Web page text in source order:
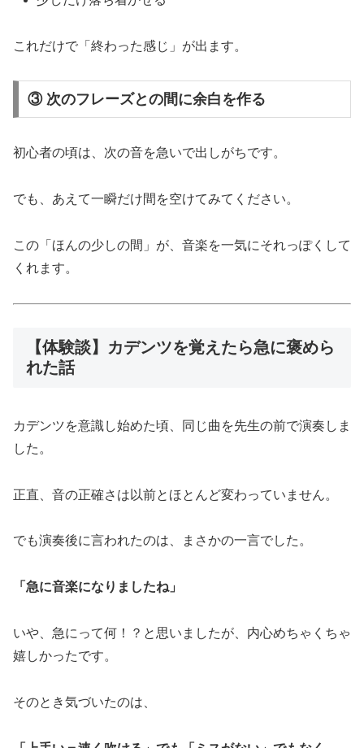
これだけで「終わった感じ」が出ます。
③ 次のフレーズとの間に余白を作る
初心者の頃は、次の音を急いで出しがちです。
でも、あえて一瞬だけ間を空けてみてください。
この「ほんの少しの間」が、音楽を一気にそれっぽくして
くれます。
【体験談】カデンツを覚えたら急に褒めら
れた話
カデンツを意識し始めた頃、同じ曲を先生の前で演奏しま
した。
正直、音の正確さは以前とほとんど変わっていません。
でも演奏後に言われたのは、まさかの一言でした。
「急に音楽になりましたね」
いや、急にって何！？と思いましたが、内心めちゃくちゃ
嬉しかったです。
そのとき気づいたのは、